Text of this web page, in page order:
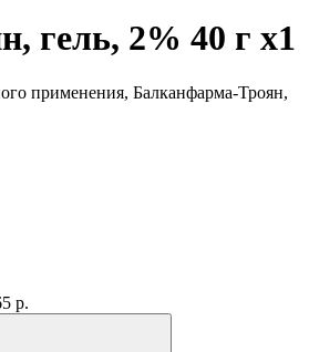
гель, 2% 40 г x1
применения, Балканфарма-Троян,
р.